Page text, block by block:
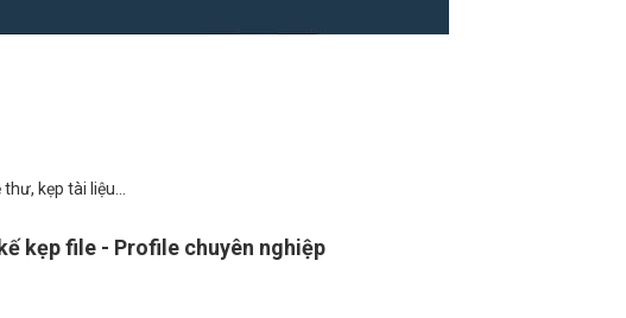
kẹp tài liệu...
kẹp file - Profilechuyên nghiệp